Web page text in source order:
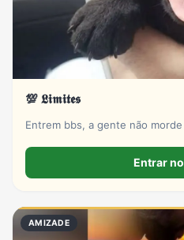
💯 𝕷𝖎𝖒𝖎𝖙𝖊𝖘
Entrem bbs, a gente não
Entrar
AMIZADE